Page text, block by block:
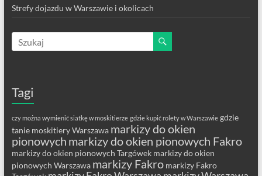
Strefy dojazdu w Warszawie i okolicach
Tagi
czy można wymienić siatkę w moskitierze gdzie kupić rolety w Warszawie gdzie
tanie moskitiery Warszawa markizy do okien
pionowych markizy do okien pionowych Fakro
markizy do okien pionowych Targówek markizy do okien
pionowych Warszawa markizy Fakro markizy Fakro